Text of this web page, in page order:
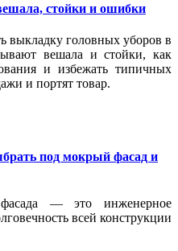
стойки и ошибки
выкладку головных уборов в
вешала и стойки, как
и избежать типичных
и портят товар.
под мокрый фасад и
— это инженерное
всей конструкции